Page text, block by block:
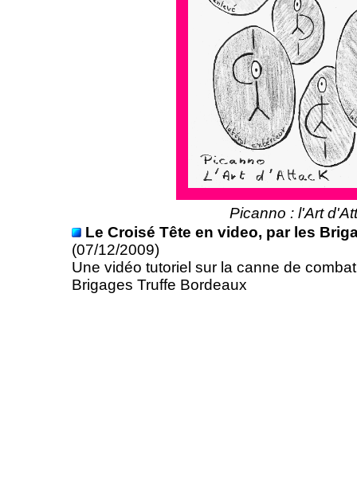
Picanno : l'Art
Le Croisé Tête en video, par les
(07/12/2009)
Une vidéo tutoriel sur la canne de
Brigages Truffe Bordeaux